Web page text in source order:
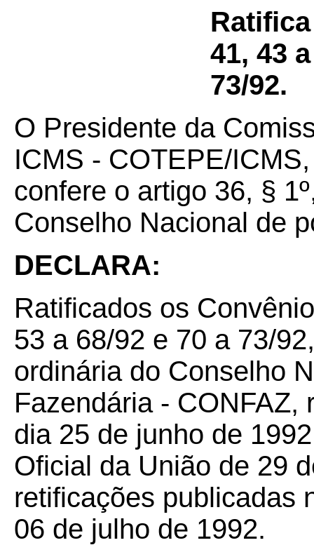
41, 43
73/92.
O Presidente da
ICMS - COTEPE/
confere o artigo 36, §
Conselho Nacional de
DECLARA:
Ratificados os
53 a 68/92 e 70 a 73/
ordinária do Conselho
Fazendária - CONFAZ,
dia 25 de junho de
Oficial da União de 29
retificações publicadas
06 de julho de 1992.